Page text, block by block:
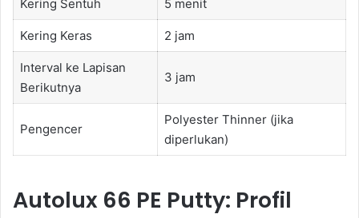
Kering Sentuh 5 menit
Kering Keras 2 jam
Interval ke Lapisan
Berikutnya
3 jam
Pengencer
Polyester Thinner (jika
diperlukan)
Autolux 66 PE Putty: Profil